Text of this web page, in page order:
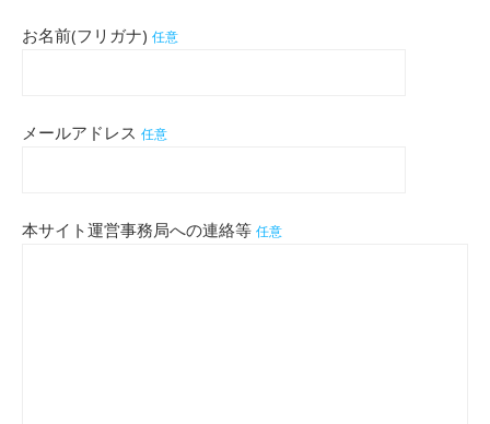
お名前(フリガナ) 任意
メールアドレス 任意
本サイト運営事務局への連絡等 任意